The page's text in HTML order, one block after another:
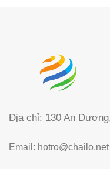
Địa chỉ: 130 An
Email: hotro@chailo.net